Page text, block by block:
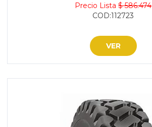
Precio Lista $ 586.474
COD:112723
VER